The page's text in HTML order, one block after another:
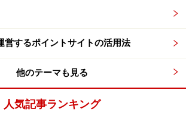
会員向けには
」があ
ド割引は、2015年4月までは通年利用
年4月以降はディスカウントマイル
スカウントマイルからさらに500マイ
縄間、東京－札幌間でJALとANAの特
営するポイントサイトの活用法
他のテーマも見る
人気記事ランキング